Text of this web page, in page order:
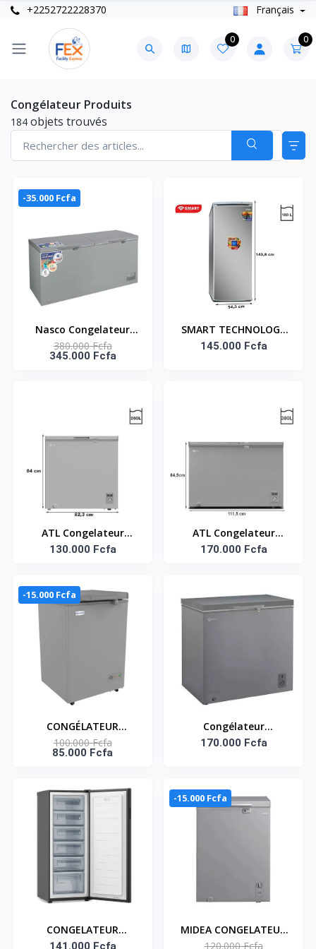
+2252722228370 Français
0 0
Congélateur Produits
184 objets trouvés
-35.000 Fcfa
Nasco Congelateur
Horizontal - NAS-
900FL-DD-DS - Dark
380.000 Fcfa
345.000 Fcfa
SMART TECHNOLOGY
Congélateur Vertical 6
145.000 Fcfa
ATL Congelateur
Horizontal - 200L -
Argent
130.000 Fcfa
ATL Congelateur
Horizontal – CFATL-
Inox - Argent
170.000 Fcfa
-15.000 Fcfa
CONGÉLATEUR
HORIZONTAL 95LIT –
SNAS-150
100.000 Fcfa
85.000 Fcfa
Congélateur
Horizontal CFATL-430 -
170.000 Fcfa
CONGELATEUR
141.000 Fcfa
-15.000 Fcfa
MIDEA CONGELATEUR
120.000 Fcfa